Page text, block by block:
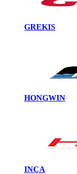
GREKIS
HONGWIN
INCA